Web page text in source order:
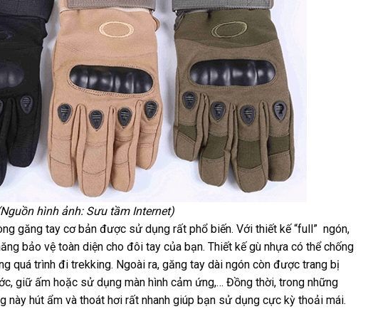
hình ảnh: Sưu tầm Internet)
găng tay cơ bản được sử dụng rất phổ biến. Với thiết kế “full” ngón,
bảo vệ toàn diện cho đôi tay của bạn. Thiết kế gù nhựa có thể chống
quá trình đi trekking. Ngoài ra, găng tay dài ngón còn được trang bị
giữ ấm hoặc sử dụng màn hình cảm ứng,… Đồng thời, trong những
này hút ẩm và thoát hơi rất nhanh giúp bạn sử dụng cực kỳ thoải mái.